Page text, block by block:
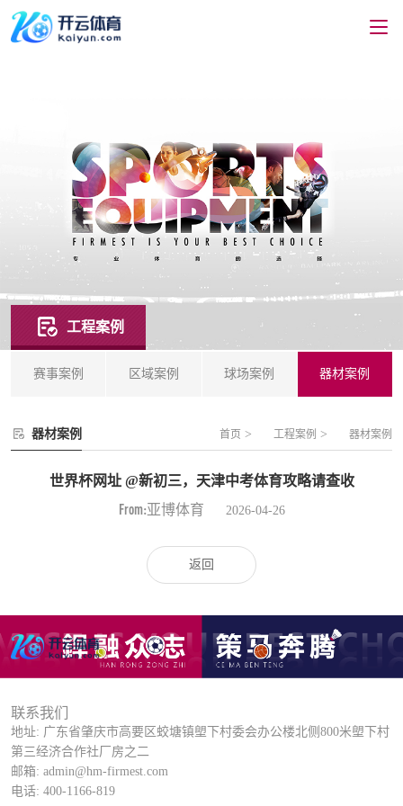
工程案例
赛事案例 区域案例 球场案例 器材案例
器材案例 首页 > 工程案例 > 器材案例
世界杯网址 @新初三，天津中考体育攻略请查收
From:亚博体育 2026-04-26
返回
联系我们
地址: 广东省肇庆市高要区蛟塘镇塱下村委会办公楼北侧800米塱下村
第三经济合作社厂房之二
邮箱: admin@hm-firmest.com
电话: 400-1166-819